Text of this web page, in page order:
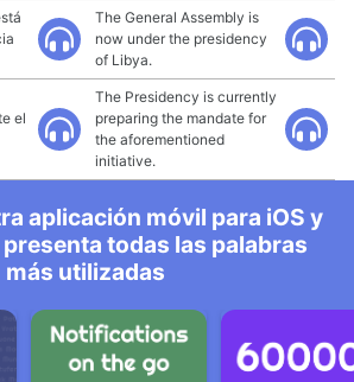
The General Assembly is
now under the presidency
of Libya.
el
The Presidency is currently
preparing the mandate for
the aforementioned
initiative.
aplicación móvil para iOS y
todas las palabras
más utilizadas